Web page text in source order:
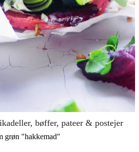
bøffer, pateer & postejer
grøn "hakkemad"